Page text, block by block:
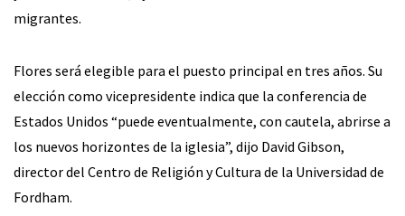
migrantes.
Flores será elegible para el puesto principal en tres años. Su
elección como vicepresidente indica que la conferencia de
Estados Unidos “puede eventualmente, con cautela, abrirse a
los nuevos horizontes de la iglesia”, dijo David Gibson,
director del Centro de Religión y Cultura de la Universidad de
Fordham.